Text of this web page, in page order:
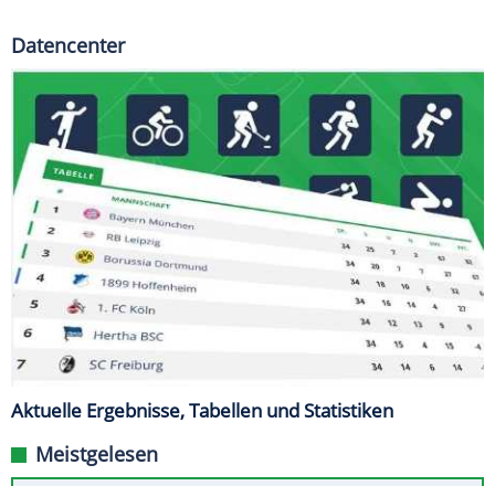
Datencenter
Aktuelle Ergebnisse, Tabellen und Statistiken
Meistgelesen